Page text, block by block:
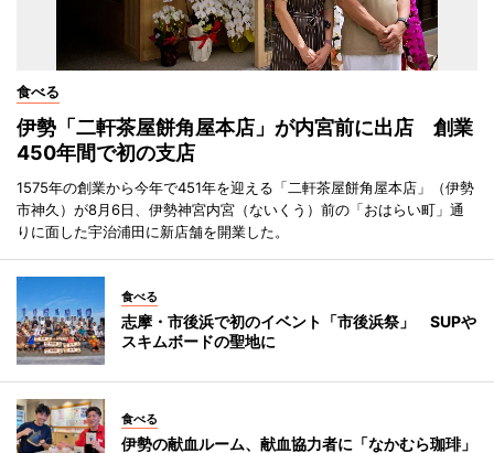
食べる
伊勢「二軒茶屋餅角屋本店」が内宮前に出店 創業
450年間で初の支店
1575年の創業から今年で451年を迎える「二軒茶屋餅角屋本店」（伊勢
市神久）が8月6日、伊勢神宮内宮（ないくう）前の「おはらい町」通
りに面した宇治浦田に新店舗を開業した。
食べる
志摩・市後浜で初のイベント「市後浜祭」 SUPや
スキムボードの聖地に
食べる
伊勢の献血ルーム、献血協力者に「なかむら珈琲」